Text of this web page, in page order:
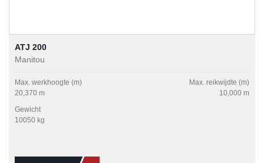
ATJ 200
Manitou
Max. werkhoogte (m)
20,370 m
Max. reikwijdte (m)
10,000 m
Gewicht
10050 kg